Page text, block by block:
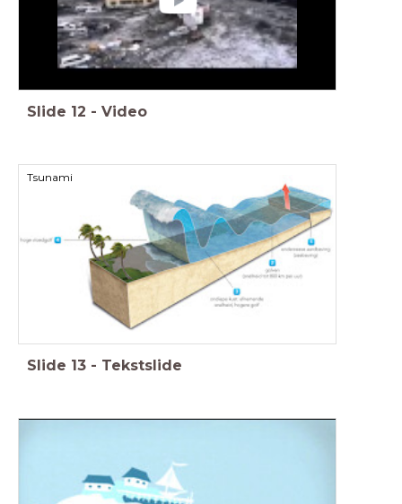
Slide 12 - Video
Tsunami
Slide 13 - Tekstslide